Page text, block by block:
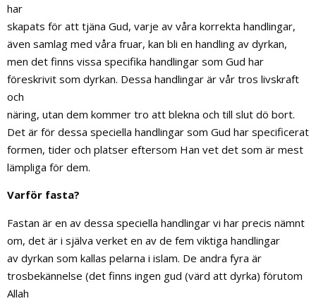
har
skapats för att tjäna Gud, varje av våra korrekta handlingar,
även samlag med våra fruar, kan bli en handling av dyrkan,
men det finns vissa specifika handlingar som Gud har
föreskrivit som dyrkan. Dessa handlingar är vår tros livskraft
och
näring, utan dem kommer tro att blekna och till slut dö bort.
Det är för dessa speciella handlingar som Gud har specificerat
formen, tider och platser eftersom Han vet det som är mest
lämpliga för dem.
Varför fasta?
Fastan är en av dessa speciella handlingar vi har precis nämnt
om, det är i själva verket en av de fem viktiga handlingar
av dyrkan som kallas pelarna i islam. De andra fyra är
trosbekännelse (det finns ingen gud (värd att dyrka) förutom
Allah